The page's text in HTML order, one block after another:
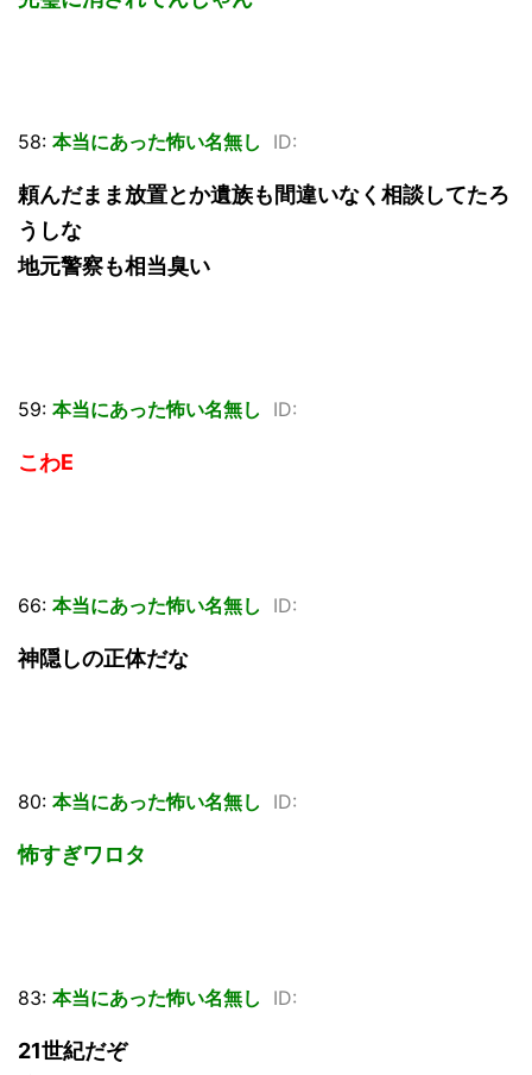
58: 本当にあった怖い名無し ID:
頼んだまま放置とか遺族も間違いなく相談してたろ
うしな
地元警察も相当臭い
59: 本当にあった怖い名無し ID:
こわE
66: 本当にあった怖い名無し ID:
神隠しの正体だな
80: 本当にあった怖い名無し ID:
怖すぎワロタ
83: 本当にあった怖い名無し ID:
21世紀だぞ